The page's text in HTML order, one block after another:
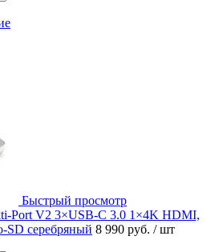
Быстрый просмотр
Port V2 3×USB-C 3.0 1×4K HDMI,
SD серебряный 8 990 руб. / шт